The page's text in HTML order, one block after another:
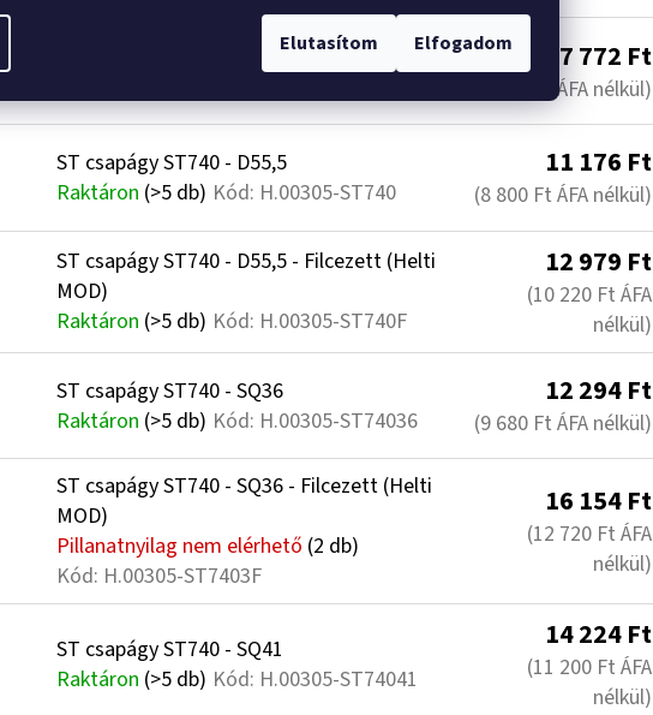
Elutasítom Elfogadom 7 772 Ft
(6 120 Ft ÁFA nélkül)
ST csapágy ST740 - D55,5
Raktáron (>5 db) Kód: H.00305-ST740
11 176 Ft
(8 800 Ft ÁFA nélkül)
ST csapágy ST740 - D55,5 - Filcezett (Helti
MOD)
Raktáron (>5 db) Kód: H.00305-ST740F
12 979 Ft
(10 220 Ft ÁFA
nélkül)
ST csapágy ST740 - SQ36
Raktáron (>5 db) Kód: H.00305-ST74036
12 294 Ft
(9 680 Ft ÁFA nélkül)
ST csapágy ST740 - SQ36 - Filcezett (Helti
MOD)
Pillanatnyilag nem elérhető (2 db)
Kód: H.00305-ST7403F
16 154 Ft
(12 720 Ft ÁFA
nélkül)
ST csapágy ST740 - SQ41
Raktáron (>5 db) Kód: H.00305-ST74041
14 224 Ft
(11 200 Ft ÁFA
nélkül)